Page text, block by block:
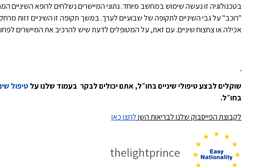
בטכנולוגיה זו נעשה שימוש במחשב מיוחד. נתוני המיישרים נשלחים לרופא
אכילה או צחצוח שיניים. עם זאת, על המטופלים לדעת שיש להרכיב את המיישרים לפחות 20 שעות
שוקלים לבצע טיפולי שיניים בחו״ל, אתם יכולים לבקר בעמוד שלנו עלטיפול
בחו״ל.
לקבוצת הפייסבוק שלנו לבריאות השןלחצו כאן
thelightprince